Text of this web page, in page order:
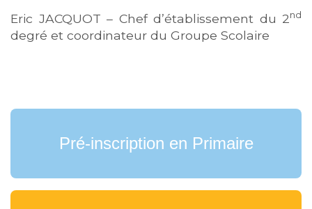
Eric JACQUOT – Chef d’établissement du 2nd
degré et coordinateur du Groupe Scolaire
Pré-inscription en Primaire